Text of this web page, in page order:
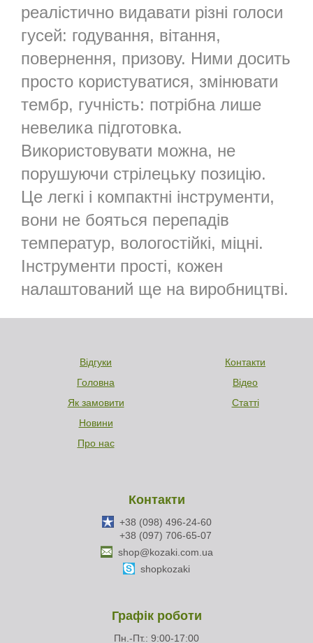
реалістично видавати різні голоси
гусей: годування, вітання,
повернення, призову. Ними досить
просто користуватися, змінювати
тембр, гучність: потрібна лише
невелика підготовка.
Використовувати можна, не
порушуючи стрілецьку позицію.
Це легкі і компактні інструменти,
вони не бояться перепадів
температур, вологостійкі, міцні.
Інструменти прості, кожен
налаштований ще на виробництві.
Відгуки
Головна
Як замовити
Новини
Про нас
Контакти
Відео
Статті
Графік роботи
Пн.-Пт.: 9:00-17:00
Контакти
+38 (098) 496-24-60
+38 (097) 706-65-07
shop@kozaki.com.ua
shopkozaki